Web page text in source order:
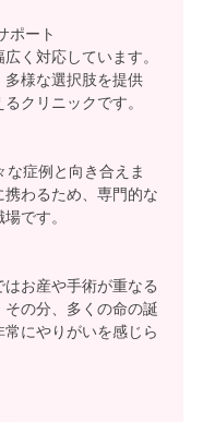
ポート
く対応しています。
様な選択肢を提供
クリニックです。
な症例と向き合えま
わるため、専門的な
です。
お産や手術が重なる
の分、多くの命の誕
にやりがいを感じら